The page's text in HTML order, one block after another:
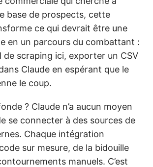
base de prospects, cette
ce qui devrait être une
en un parcours du combattant :
de scraping ici, exporter un CSV
Claude en espérant que le
le coup.
? Claude n’a aucun moyen
se connecter à des sources de
Chaque intégration
sur mesure, de la bidouille
manuels. C’est